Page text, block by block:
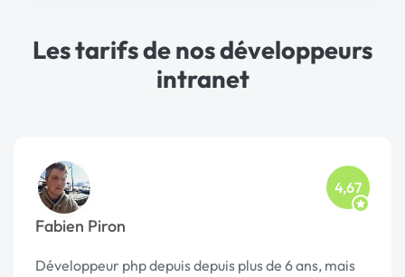
Les tarifs de nos développeurs
intranet
Fabien Piron
4,67
Développeur php depuis depuis plus de 6 ans, mais